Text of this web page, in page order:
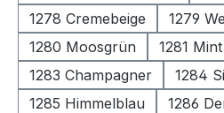
1278 Cremebeige
1279
1280 Moosgrün
1281 Mint
1283 Champagner
1284
1285 Himmelblau
1286